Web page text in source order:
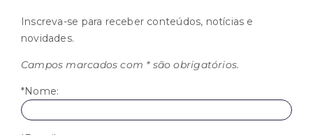
Inscreva-se para receber conteúdos, notícias e
novidades.
Campos marcados com * são obrigatórios.
*Nome: